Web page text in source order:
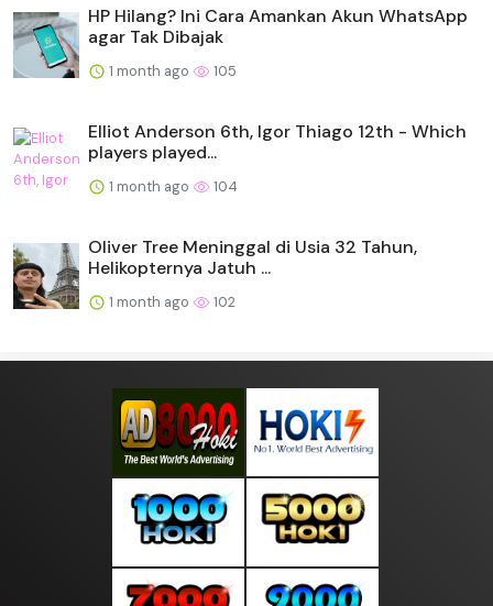
HP Hilang? Ini Cara Amankan Akun WhatsApp
agar Tak Dibajak
1 month ago 105
Elliot Anderson 6th, Igor Thiago 12th - Which
players played...
1 month ago 104
Oliver Tree Meninggal di Usia 32 Tahun,
Helikopternya Jatuh ...
1 month ago 102